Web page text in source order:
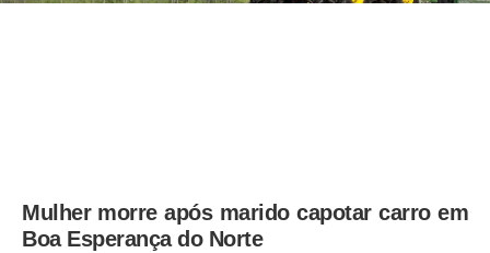
Mulher morre após marido capotar carro em
Boa Esperança do Norte